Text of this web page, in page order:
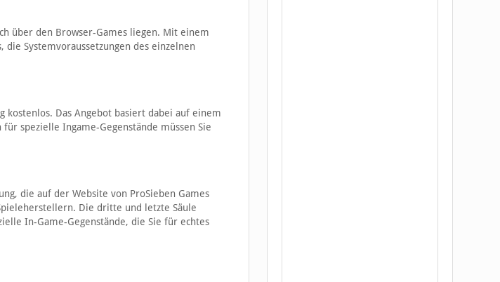
über den Browser-Games liegen. Mit einem
Systemvoraussetzungen des einzelnen
kostenlos. Das Angebot basiert dabei auf einem
spezielle Ingame-Gegenstände müssen Sie
die auf der Website von ProSieben Games
Die dritte und letzte Säule
In-Game-Gegenstände, die Sie für echtes